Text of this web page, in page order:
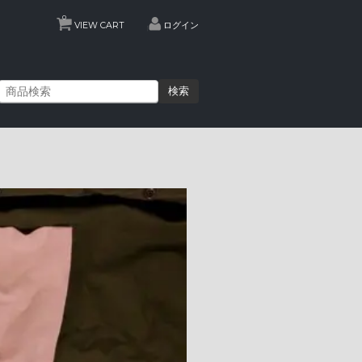
VIEW CART
0
ログイン
検索